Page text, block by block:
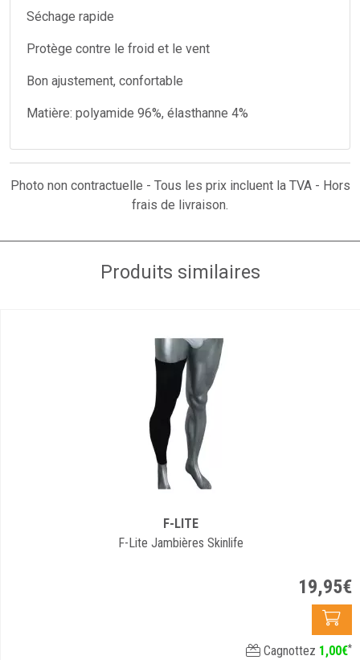
Séchage rapide
Protège contre le froid et le vent
Bon ajustement, confortable
Matière: polyamide 96%, élasthanne 4%
Photo non contractuelle - Tous les prix incluent la TVA - Hors
frais de livraison.
Produits similaires
F-LITE
F-Lite Jambières Skinlife
19,95€
Cagnottez 1,00€*